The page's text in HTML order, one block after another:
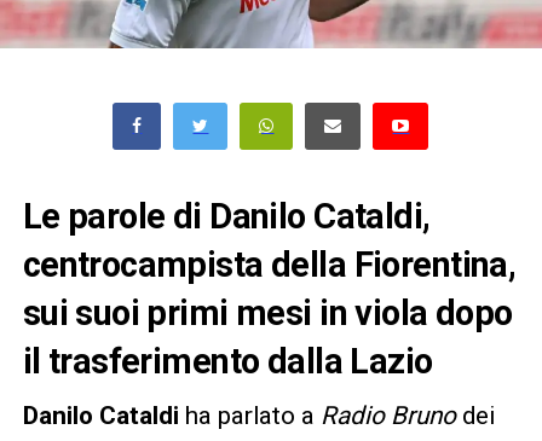
Le parole di Danilo Cataldi,
centrocampista della Fiorentina,
sui suoi primi mesi in viola dopo
il trasferimento dalla Lazio
Danilo Cataldi ha parlato a Radio Brunodei